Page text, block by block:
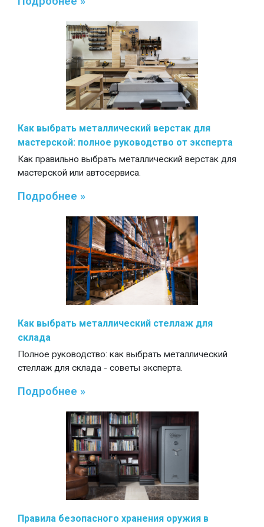
Как выбрать металлический верстак для
мастерской: полное руководство от эксперта
Как правильно выбрать металлический верстак для
мастерской или автосервиса.
Подробнее »
Как выбрать металлический стеллаж для
склада
Полное руководство: как выбрать металлический
стеллаж для склада - советы эксперта.
Подробнее »
Правила безопасного хранения оружия в